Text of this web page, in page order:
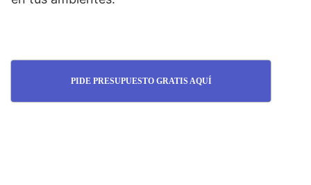
PIDE PRESUPUESTO GRATIS AQUÍ